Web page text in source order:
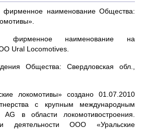
фирменное наименование Общества:
фирменное наименование на
Ural Locomotives.
Общества: Свердловская обл.,
локомотивы» создано 01.07.2010
с крупным международным
в области локомотивостроения.
деятельности ООО «Уральские